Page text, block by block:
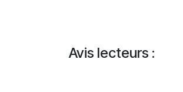
Avis lecteurs :